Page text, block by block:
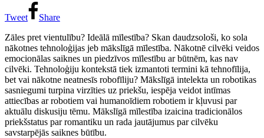
Tweet
Share
Zāles pret vientulību? Ideālā mīlestība? Skan daudzsološi, ko sola
nākotnes tehnoloģijas jeb mākslīgā mīlestība. Nākotnē cilvēki veidos
emocionālas saiknes un piedzīvos mīlestību ar būtnēm, kas nav
cilvēki. Tehnoloģiju kontekstā tiek izmantoti termini kā tehnofīlija,
bet vai nākotne neatnesīs robofīliju? Mākslīgā intelekta un robotikas
sasniegumi turpina virzīties uz priekšu, iespēja veidot intīmas
attiecības ar robotiem vai humanoīdiem robotiem ir kļuvusi par
aktuālu diskusiju tēmu. Mākslīgā mīlestība izaicina tradicionālos
priekšstatus par romantiku un rada jautājumus par cilvēku
savstarpējās saiknes būtību.